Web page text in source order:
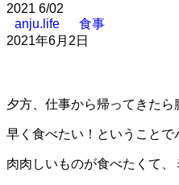
2021 6/02
anju.life
食事
2021年6月2日
夕方、仕事から帰ってきたら
早く食べたい！ということで
肉肉しいものが食べたくて、